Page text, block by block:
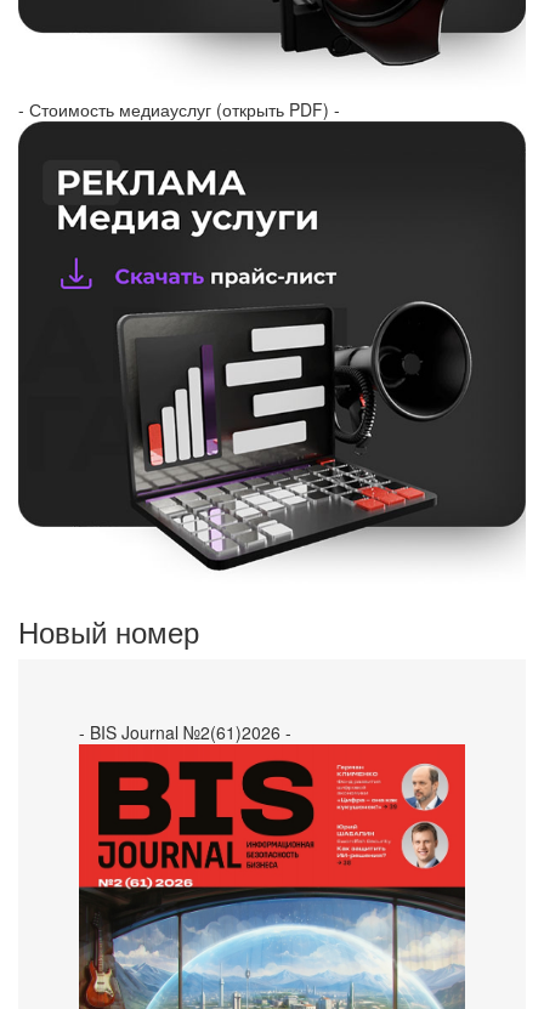
- Стоимость медиауслуг (открыть PDF) -
Новый номер
- BIS Journal №2(61)2026 -